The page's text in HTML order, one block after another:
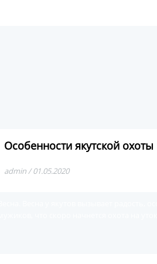
Особенности якутской охоты
admin / 01.05.2020